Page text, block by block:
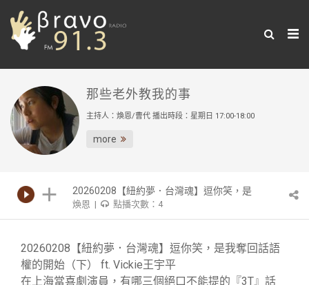
那些老外教我的事
主持人：煥恩/曹代 播出時段：星期日 17:00-18:00
more
20260208【紐約夢．台灣魂】逗你笑，是
我奪回話語權的開始（下） ft. Vickie王宇
煥恩 | 點播次數：4
20260208【紐約夢．台灣魂】逗你笑，是我奪回話語
權的開始（下） ft. Vickie王宇平
在上海當喜劇演員，有哪三個絕口不能提的『3T』話